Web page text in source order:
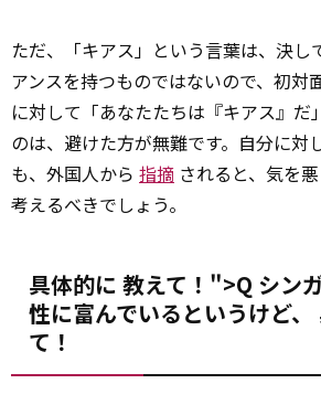
ただ、「キアス」という言葉は、決し
アンスを持つものではないので、初対
に対して「あなたたちは『キアス』だ
のは、避けた方が無難です。自分に対
も、外国人から 指摘 されると、気を
考えるべきでしょう。
具体的に 教えて！">Q シン
性に富んでいるというけど、
て！